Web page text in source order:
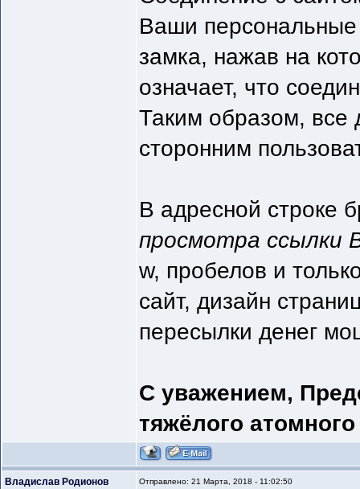
Ваши персональные
замка, нажав на
означает, что
Таким образом, все
сторонним
В адресной строке
просмотра ссылки
w, пробелов и
сайт, дизайн
пересылки денег
С уважением,
тяжёлого
Владислав Родионов Отправлено: 21 Марта, 2018 - 11:02:50